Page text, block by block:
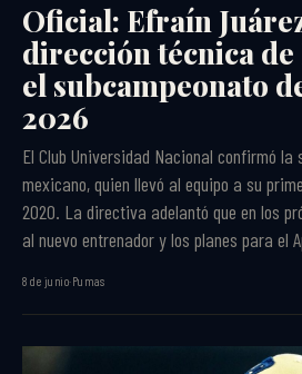
Oficial: Efraín
dirección técnica de
el subcampeonato
2026
El Club Universidad Nacional confirmó
mexicano, quien llevó al equipo a su
2020. La directiva adelantó que en los
al nuevo entrenador y los planes para el
8 de junio·Pumas